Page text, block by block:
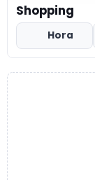
Shopping
Hora